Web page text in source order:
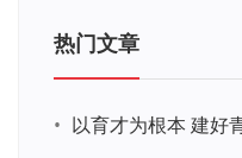
热门文章
• 以育才为根本 建好